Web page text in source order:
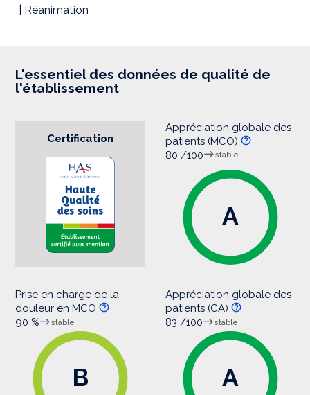
| Réanimation
L'essentiel des données de qualité de
l'établissement
Certification
Appréciation globale des
patients (MCO)
80 /100
stable
A
Prise en charge de la
douleur en MCO
90 %
stable
B
Appréciation globale des
patients (CA)
83 /100
stable
A